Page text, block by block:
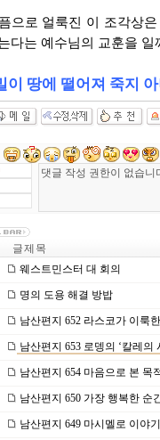
으로 얼룩진 이 조각상
다는 예수님의 교훈을 일
이 땅에 떨어져 죽지
글 제 목
웨스트민스터 대 회의
명의 도용 해결 방밥
남산편지 652 라스코가 이룩
남산편지 653 로뎅의 ‘칼레의
남산편지 654 마음으로 본 목
남산편지 650 가장 행복한 순
남산편지 649 마시멜로 이야기